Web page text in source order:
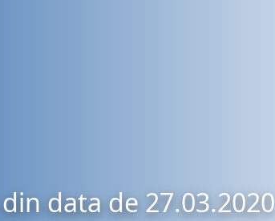
data de 27.03.2020